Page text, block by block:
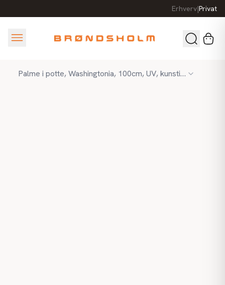
Erhverv|Privat
Palme i potte, Washingtonia, 100cm, UV, kunstig plante